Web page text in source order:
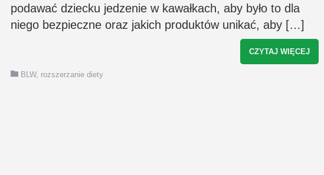
podawać dziecku jedzenie w kawałkach, aby było to dla
niego bezpieczne oraz jakich produktów unikać, aby […]
CZYTAJ WIĘCEJ
BLW, rozszerzanie diety